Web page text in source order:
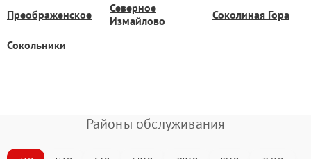
Преображенское
Северное
Измайлово
Соколиная Гора
Сокольники
Районы обслуживания